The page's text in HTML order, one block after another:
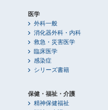
医学
外科一般
消化器外科・内科
救急・災害医学
臨床医学
感染症
シリーズ書籍
保健・福祉・介護
精神保健福祉